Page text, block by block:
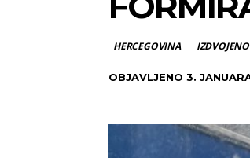
HERCEGOVINA IZDVOJENO
OBJAVLJENO 3.